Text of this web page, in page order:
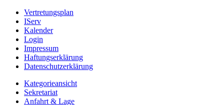
Vertretungsplan
IServ
Kalender
Login
Impressum
Haftungserklärung
Datenschutzerklärung
Kategorieansicht
Sekretariat
Anfahrt & Lage